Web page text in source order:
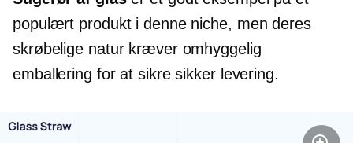
populært produkt i denne niche, men deres
skrøbelige natur kræver omhyggelig
emballering for at sikre sikker levering.